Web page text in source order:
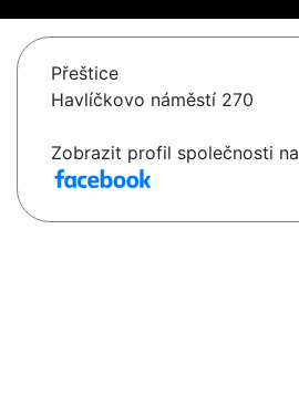
Přeštice
Havlíčkovo náměstí 270
Zobrazit profil společnosti na